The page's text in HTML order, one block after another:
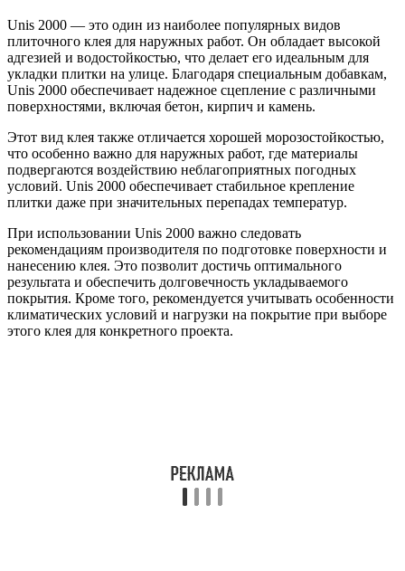
Unis 2000 — это один из наиболее популярных видов
плиточного клея для наружных работ. Он обладает высокой
адгезией и водостойкостью, что делает его идеальным для
укладки плитки на улице. Благодаря специальным добавкам,
Unis 2000 обеспечивает надежное сцепление с различными
поверхностями, включая бетон, кирпич и камень.
Этот вид клея также отличается хорошей морозостойкостью,
что особенно важно для наружных работ, где материалы
подвергаются воздействию неблагоприятных погодных
условий. Unis 2000 обеспечивает стабильное крепление
плитки даже при значительных перепадах температур.
При использовании Unis 2000 важно следовать
рекомендациям производителя по подготовке поверхности и
нанесению клея. Это позволит достичь оптимального
результата и обеспечить долговечность укладываемого
покрытия. Кроме того, рекомендуется учитывать особенности
климатических условий и нагрузки на покрытие при выборе
этого клея для конкретного проекта.